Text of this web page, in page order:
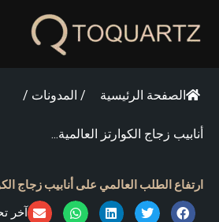
المحتوى
الصفحة الرئيسية / المدونات /
أنابيب زجاج الكوارتز العالمية...
ارتفاع الطلب العالمي على أنابيب زجاج
آخر تحديث